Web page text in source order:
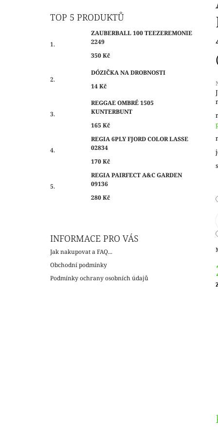
TOP 5 PRODUKTŮ
ZAUBERBALL 100 TEEZEREMONIE
2249
350 Kč
DÓZIČKA NA DROBNOSTI
14 Kč
REGGAE OMBRÉ 1505
KUNTERBUNT
165 Kč
REGIA 6PLY FJORD COLOR LASSE
02834
170 Kč
REGIA PAIRFECT A&C GARDEN
09136
280 Kč
INFORMACE PRO VÁS
Jak nakupovat a FAQ...
Obchodní podmínky
Podmínky ochrany osobních údajů
z
5